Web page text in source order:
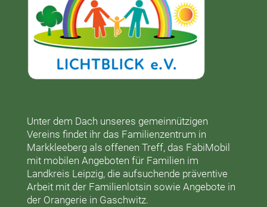
Unter dem Dach unseres gemeinnützigen
Vereins findet ihr das Familienzentrum in
Markkleebergals offenen Treff, das FabiMobil
mit mobilen Angeboten für Familien im
Landkreis Leipzig, die aufsuchende präventive
Arbeit mit der Familienlotsin sowie Angebote in
der Orangeriein Gaschwitz.